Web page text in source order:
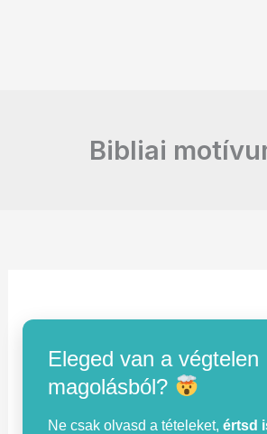
Bibliai
Eleged van a végtelen
magolásból?
Ne csak olvasd a tételeket,értsd